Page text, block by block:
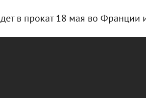
в прокат 18 мая во